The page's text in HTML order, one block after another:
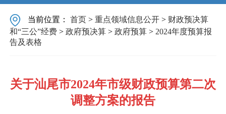
当前位置：首页 >重点领域信息公开 > 财政预决算
和“三公”经费 >政府预决算 >政府预算 > 2024年度预算报
告及表格
关于汕尾市2024年市级财政预算第二次
调整方案的报告